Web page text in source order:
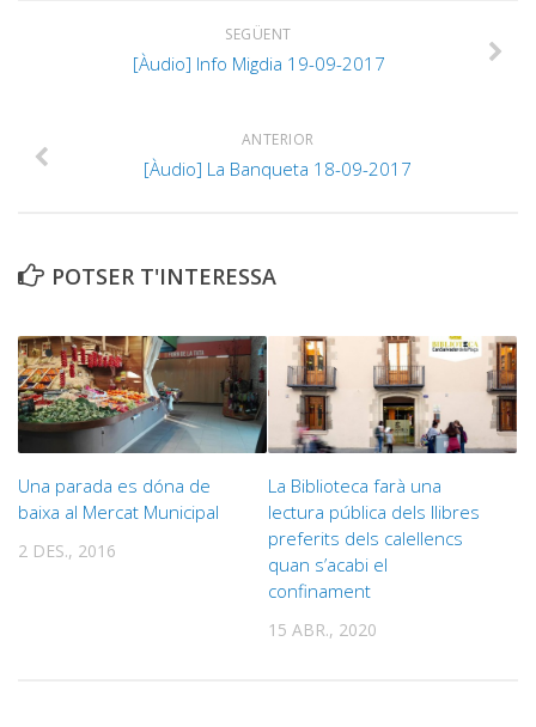
SEGÜENT
[Àudio] Info Migdia 19-09-2017
ANTERIOR
[Àudio] La Banqueta 18-09-2017
POTSER T'INTERESSA
Una parada es dóna de
baixa al Mercat Municipal
2 DES., 2016
La Biblioteca farà una
lectura pública dels llibres
preferits dels calellencs
quan s’acabi el
confinament
15 ABR., 2020